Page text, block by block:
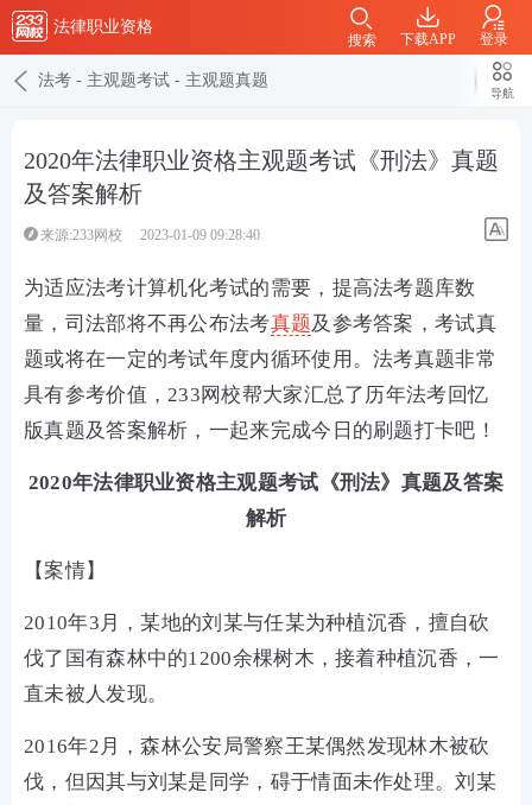
法律职业资格
下载APP 登录
搜索
法考 - 主观题考试 - 主观题真题
导航
2020年法律职业资格主观题考试《刑法》真题
及答案解析
来源:233网校 2023-01-09 09:28:40
为适应法考计算机化考试的需要，提高法考题库数
量，司法部将不再公布法考真题及参考答案，考试真
题或将在一定的考试年度内循环使用。法考真题非常
具有参考价值，233网校帮大家汇总了历年法考回忆
版真题及答案解析，一起来完成今日的刷题打卡吧！
2020年法律职业资格主观题考试《刑法》真题及答案
解析
【案情】
2010年3月，某地的刘某与任某为种植沉香，擅自砍
伐了国有森林中的1200余棵树木，接着种植沉香，一
直未被人发现。
2016年2月，森林公安局警察王某偶然发现林木被砍
伐，但因其与刘某是同学，碍于情面未作处理。刘某